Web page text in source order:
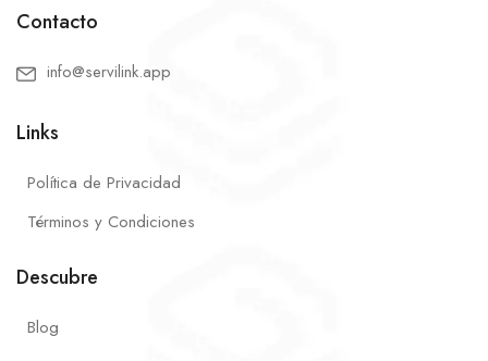
Contacto
info@servilink.app
Links
Política de Privacidad
Términos y Condiciones
Descubre
Blog